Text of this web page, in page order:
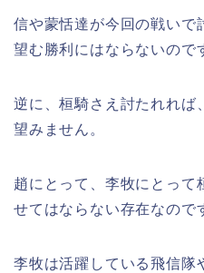
信や蒙恬達が今回の戦いで
望む勝利にはならないので
逆に、桓騎さえ討たれれば
望みません。
趙にとって、李牧にとって
せてはならない存在なので
李牧は活躍している飛信隊